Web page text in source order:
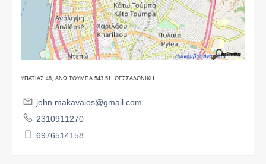
ΥΠΑΤΙΑΣ 48, ΑΝΩ ΤΟΥΜΠΑ 543 51, ΘΕΣΣΑΛΟΝΙΚΗ
john.makavaios@gmail.com
2310911270
6976514158